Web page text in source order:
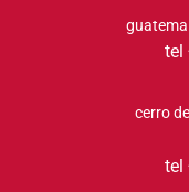
tel
cerro
tel